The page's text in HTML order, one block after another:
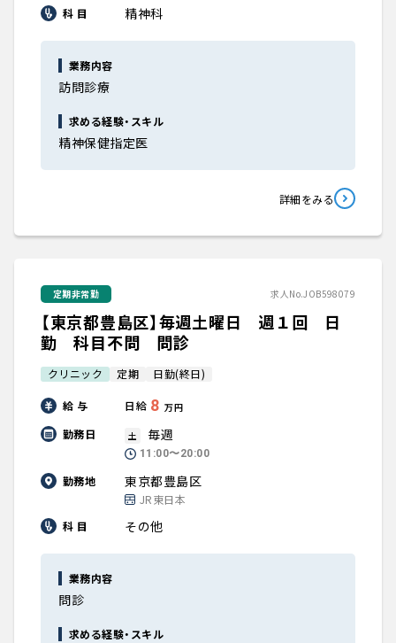
科 目 精神科
業務内容
訪問診療
求める経験・スキル
精神保健指定医
詳細をみる
定期非常勤 求人No.JOB598079
【東京都豊島区】毎週土曜日 週１回 日
勤 科目不問 問診
クリニック 定期 日勤(終日)
給 与 日給 8 万円
勤務日 土 毎週
11:00〜20:00
勤務地 東京都豊島区
JR東日本
科 目
その他
業務内容
問診
求める経験・スキル